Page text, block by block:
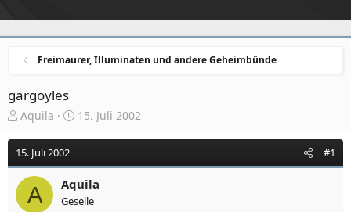
Freimaurer, Illuminaten und andere Geheimbünde
gargoyles
E
s
t
l
Aquila
E
s
l
l
15. Juli 2002
15. Juli 2002 #1
A Aquila
Geselle